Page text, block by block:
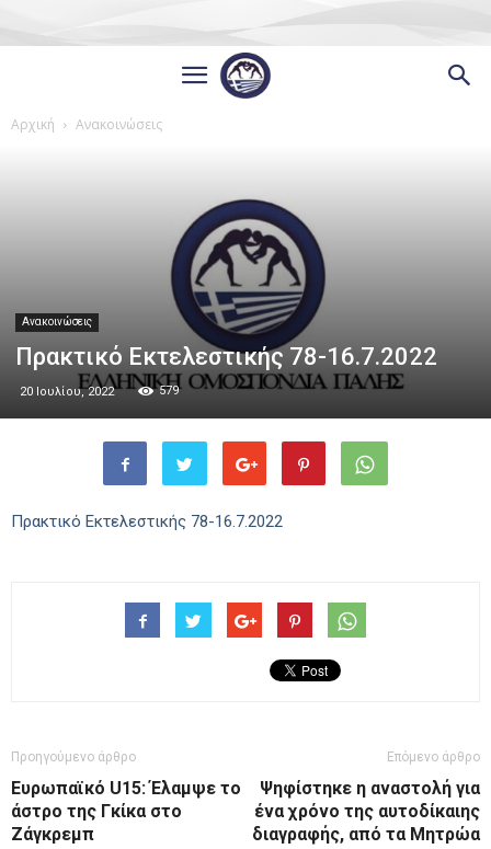
Αρχική Ανακοινώσεις
Ανακοινώσεις
Πρακτικό Εκτελεστικής 78-16.7.2022
20 Ιουλίου, 2022 579
Πρακτικό Εκτελεστικής 78-16.7.2022
Προηγούμενο άρθρο
Ευρωπαϊκό U15: Έλαμψε το
άστρο της Γκίκα στο
Ζάγκρεμπ
Επόμενο άρθρο
Ψηφίστηκε η αναστολή για
ένα χρόνο της αυτοδίκαιης
διαγραφής, από τα Μητρώα